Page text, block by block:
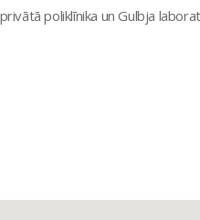
poliklīnika un Gulbja